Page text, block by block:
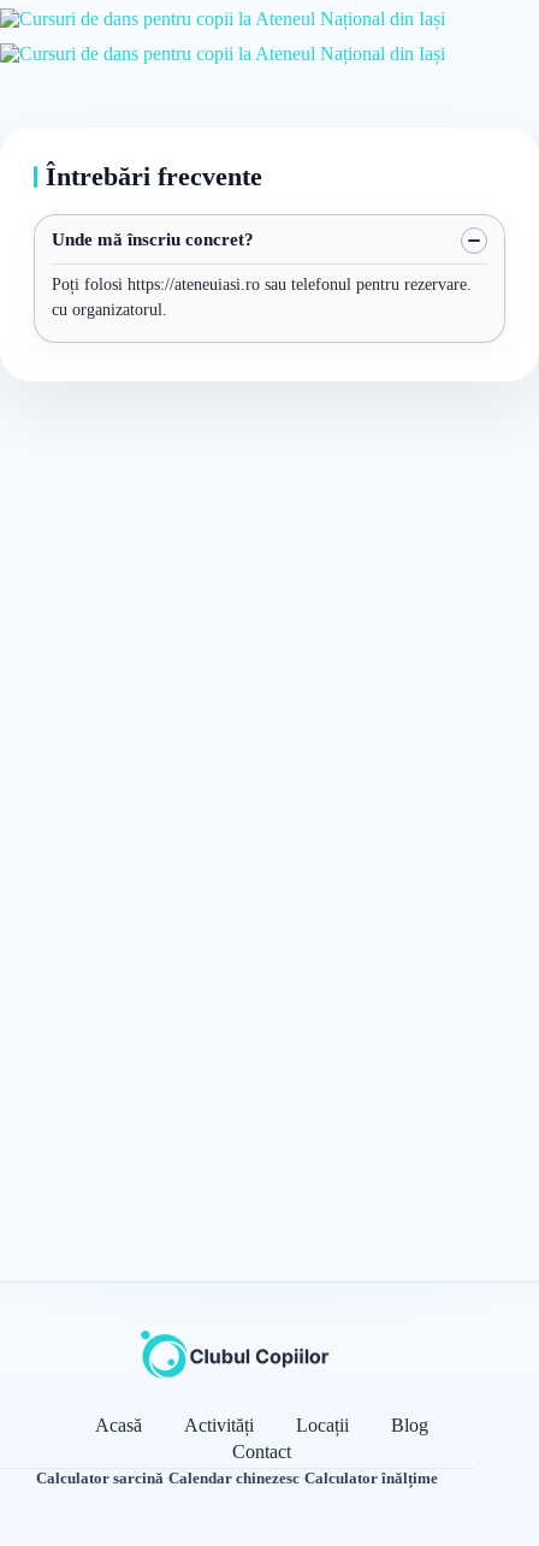
Întrebări frecvente
Unde mă înscriu concret?
Poți folosi https://ateneuiasi.ro sau telefonul pentru rezervare.
cu organizatorul.
Acasă Activități Locații
Blog
Contact
Calculator sarcină·Calendar chinezesc·Calculator înălțime